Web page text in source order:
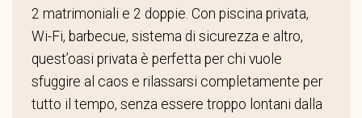
2 matrimoniali e 2 doppie. Con piscina privata,
Wi-Fi, barbecue, sistema di sicurezza e altro,
quest’oasi privata è perfetta per chi vuole
sfuggire al caos e rilassarsi completamente per
tutto il tempo, senza essere troppo lontani dalla